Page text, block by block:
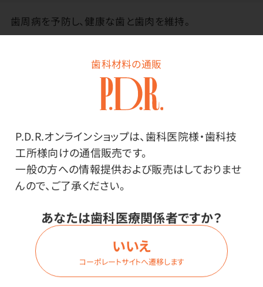
歯科材料の通販
P.D.R.オンラインショップは、歯科医院様・歯科技
工所様向けの通信販売です。
一般の方への情報提供および販売はしておりませ
んので、ご了承ください。
あなたは歯科医療関係者ですか？
いいえ
コーポレートサイトへ遷移します
歯周病を予防し、健康な歯と歯肉を維持。
フッ素（925ppm）が歯牙の再石灰化を進め、歯質を強化
殺菌剤塩酸クロルヘキシジンが原因菌を殺菌し、歯周
研磨性の低い清掃剤を配合。
長時間ブラッシングができる低発泡性。
メーカー・ブランド